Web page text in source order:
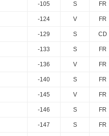
-105 S FR
-124 V FR
-129 S CD
-133 S FR
-136 V FR
-140 S FR
-145 V FR
-146 S FR
-147 S FR